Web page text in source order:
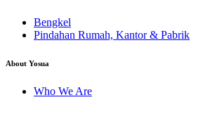
Bengkel
Pindahan Rumah, Kantor & Pabrik
About Yosua
Who We Are